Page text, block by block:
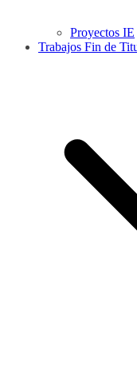
Proyectos IE
Trabajos Fin de